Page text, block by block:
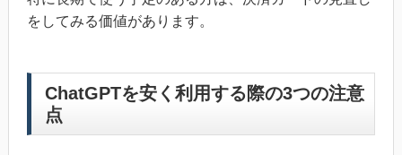
をしてみる価値があります。
ChatGPTを安く利用する際の3つの注意
点